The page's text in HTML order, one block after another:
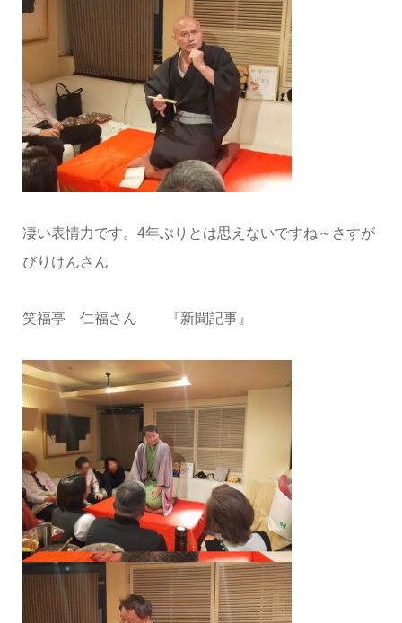
凄い表情力です。4年ぶりとは思えないですね～さすが
びりけんさん
笑福亭 仁福さん 『新聞記事』